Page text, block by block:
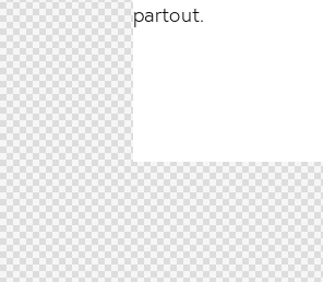
partout.